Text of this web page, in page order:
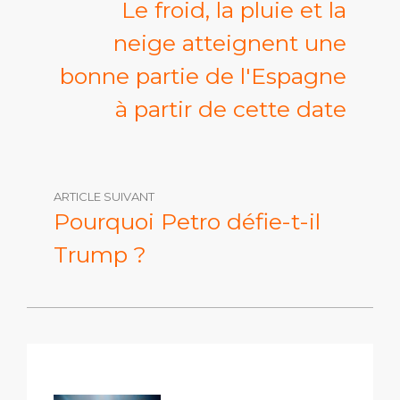
Le froid, la pluie et la
neige atteignent une
bonne partie de l'Espagne
à partir de cette date
ARTICLE SUIVANT
Pourquoi Petro défie-t-il
Trump ?